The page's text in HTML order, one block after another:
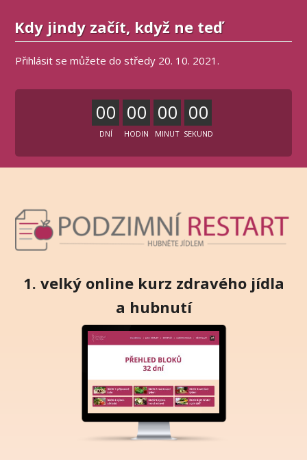
Kdy jindy začít, když ne teď
Přihlásit se můžete do středy 20. 10. 2021.
00
DNÍ
00
HODIN
00
MINUT
00
SEKUND
1. velký online kurz zdravého jídla
a hubnutí